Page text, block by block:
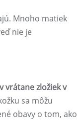
Mnoho matiek
nie je
vrátane zložiek v
sa môžu
obavy o tom, ako